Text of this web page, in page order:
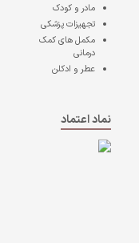
مادر و کودک
تجهیزات پزشکی
مکمل های کمک
درمانی
عطر و ادکلن
نماد اعتماد